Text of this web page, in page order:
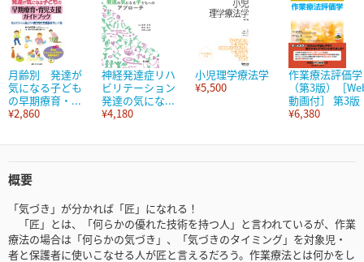
月齢別 発達が
気になる子ども
の早期療育・...
¥2,860
神経発達症リハ
ビリテーション
発達の気にな...
¥4,180
小児理学療法学
¥5,500
作業療法評価学
（第3版）［
動画付］ 第3版
¥6,380
概要
「気づき」が分かれば「匠」になれる！
「匠」とは、「何らかの優れた技術を持つ人」と言われているが、作業
療法の場合は「何らかの気づき」、「気づきのタイミング」を対象児・
者と保護者に使いこなせる人が匠と言えるだろう。作業療法とは何かをし